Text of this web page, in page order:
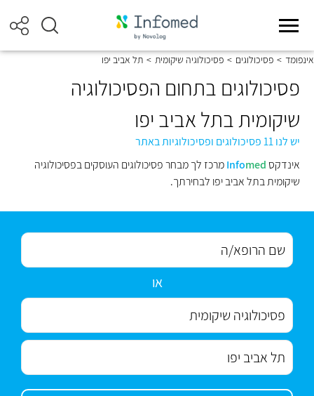
אינפומד > פסיכולוגים > פסיכולוגיה שיקומית > תל אביב יפו
פסיכולוגים בתחום הפסיכולוגיה
שיקומית בתל אביב יפו
יש לנו 11 פסיכולוגים ופסיכולוגיות באתר
אינדקס
Infomed
מרכז לך מבחר פסיכולוגים העוסקים בפסיכולוגיה
שיקומית בתל אביב יפו לבחירתך.
או